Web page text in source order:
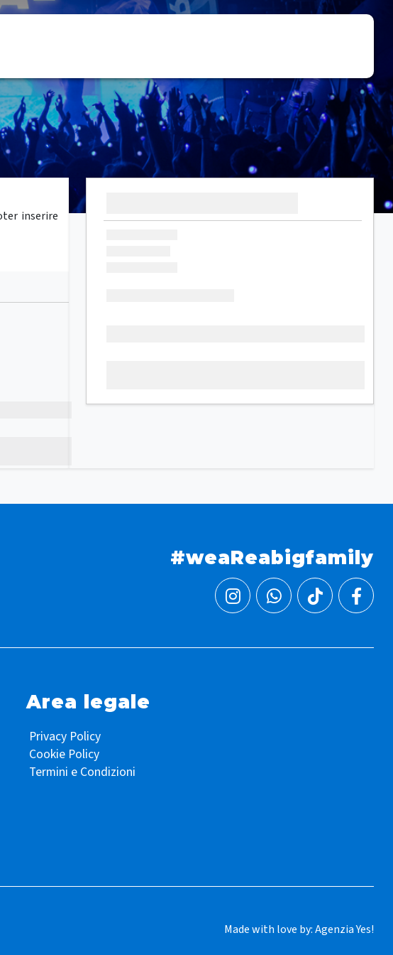
inserire
#weaReabigfamily
Area legale
Privacy Policy
Cookie Policy
Termini e Condizioni
Made with love by:Agenzia Yes!